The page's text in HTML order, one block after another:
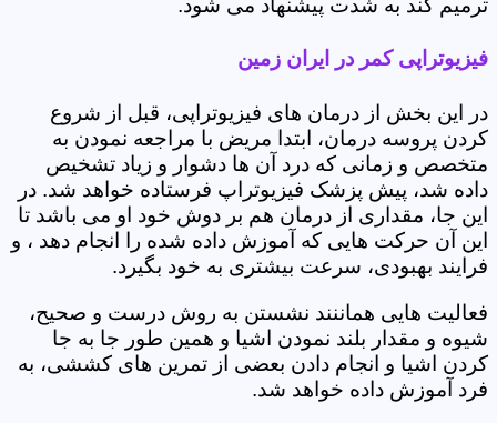
ترمیم کند به شدت پیشنهاد می شود.
فیزیوتراپی کمر در ایران زمین
در این بخش از درمان های فیزیوتراپی، قبل از شروع
کردن پروسه درمان، ابتدا مریض با مراجعه نمودن به
متخصص و زمانی که درد آن ها دشوار و زیاد تشخیص
داده شد، پیش پزشک فیزیوتراپ فرستاده خواهد شد. در
این جا، مقداری از درمان هم بر دوش خود او می باشد تا
این آن حرکت هایی که آموزش داده شده را انجام دهد ، و
فرایند بهبودی، سرعت بیشتری به خود بگیرد.
فعالیت هایی هماننند نشستن به روش درست و صحیح،
شیوه و مقدار بلند نمودن اشیا و همین طور جا به جا
کردن اشیا و انجام دادن بعضی از تمرین های کششی، به
فرد آموزش داده خواهد شد.